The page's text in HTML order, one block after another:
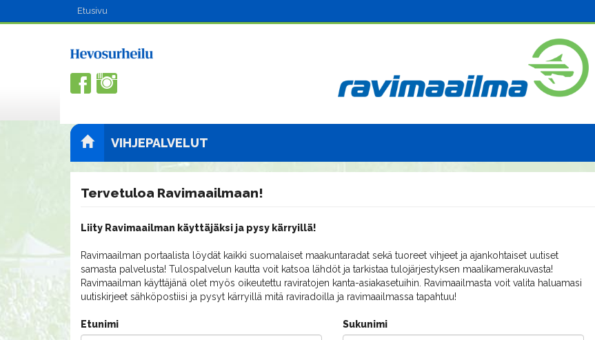
Etusivu
VIHJEPALVELUT
Tervetuloa Ravimaailmaan!
Liity Ravimaailman käyttäjäksi ja pysy kärryillä!
Ravimaailman portaalista löydät kaikki suomalaiset maakuntaradat sekä tuoreet vihjeet ja ajankohtaiset uutiset
samasta palvelusta! Tulospalvelun kautta voit katsoa lähdöt ja tarkistaa tulojärjestyksen maalikamerakuvasta!
Ravimaailman käyttäjänä olet myös oikeutettu raviratojen kanta-asiakasetuihin. Ravimaailmasta voit valita haluamasi
uutiskirjeet sähköpostiisi ja pysyt kärryillä mitä raviradoilla ja ravimaailmassa tapahtuu!
Etunimi Sukunimi